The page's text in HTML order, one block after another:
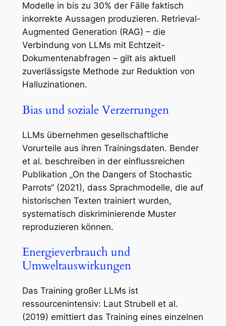
Modelle in bis zu 30% der Fälle faktisch
inkorrekte Aussagen produzieren. Retrieval-
Augmented Generation (RAG) – die
Verbindung von LLMs mit Echtzeit-
Dokumentenabfragen – gilt als aktuell
zuverlässigste Methode zur Reduktion von
Halluzinationen.
Bias und soziale Verzerrungen
LLMs übernehmen gesellschaftliche
Vorurteile aus ihren Trainingsdaten. Bender
et al. beschreiben in der einflussreichen
Publikation „On the Dangers of Stochastic
Parrots“(2021), dass Sprachmodelle, die auf
historischen Texten trainiert wurden,
systematisch diskriminierende Muster
reproduzieren können.
Energieverbrauch und
Umweltauswirkungen
Das Training großer LLMs ist
ressourcenintensiv: Laut Strubell et al.
(2019) emittiert das Training eines einzelnen